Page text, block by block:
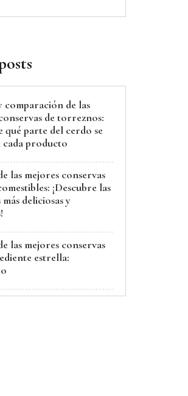
comparación de las
de torreznos:
qué parte del cerdo se
cada producto
las mejores conservas
¡Descubre las
deliciosas y
las mejores conservas
estrella: